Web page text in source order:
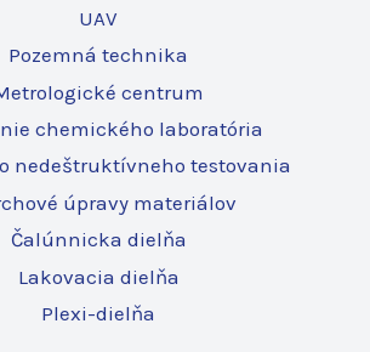
UAV
Pozemná technika
centrum
chemického laboratória
nedeštruktívneho testovania
úpravy materiálov
Čalúnnicka dielňa
Lakovacia dielňa
Plexi-dielňa